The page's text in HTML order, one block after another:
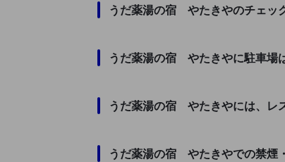
うだ薬湯の宿 やたきやのチェッ
うだ薬湯の宿 やたきやに駐車場
うだ薬湯の宿 やたきやには、レ
うだ薬湯の宿 やたきやでの禁煙